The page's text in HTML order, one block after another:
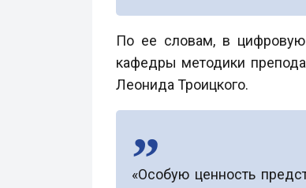
По ее словам, в цифровую
кафедры методики
Леонида Троицкого.
«Особую ценность